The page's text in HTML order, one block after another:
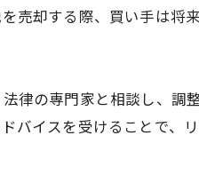
売却する際、買い手は将
律の専門家と相談し、調
バイスを受けることで、